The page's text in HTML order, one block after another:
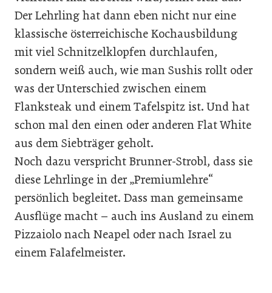
Der Lehrling hat dann eben nicht nur eine
klassische österreichische Kochausbildung
mit viel Schnitzelklopfen durchlaufen,
sondern weiß auch, wie man Sushis rollt oder
was der Unterschied zwischen einem
Flanksteak und einem Tafelspitz ist. Und hat
schon mal den einen oder anderen Flat White
aus dem Siebträger geholt.
Noch dazu verspricht Brunner-Strobl, dass sie
diese Lehrlinge in der „Premiumlehre“
persönlich begleitet. Dass man gemeinsame
Ausflüge macht – auch ins Ausland zu einem
Pizzaiolo nach Neapel oder nach Israel zu
einem Falafelmeister.